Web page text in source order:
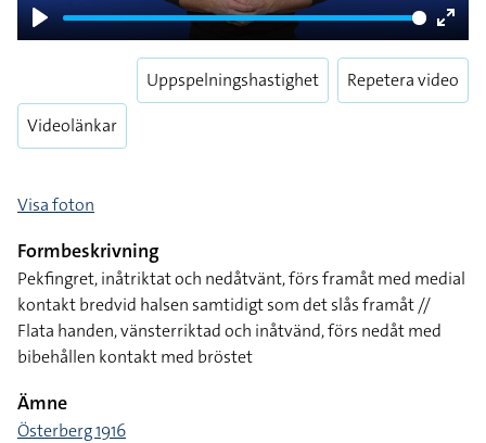
Play
Enter
Videolänkar
Uppspelningshastighet Repetera video
Visa foton
Formbeskrivning
Pekfingret, inåtriktat och nedåtvänt, förs framåt med medial
kontakt bredvid halsen samtidigt som det slås framåt //
Flata handen, vänsterriktad och inåtvänd, förs nedåt med
bibehållen kontakt med bröstet
Ämne
Österberg 1916